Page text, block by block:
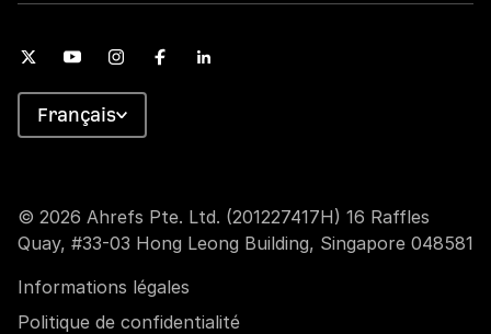
© 2026 Ahrefs Pte. Ltd. (201227417H) 16 Raffles
Quay, #33-03 Hong Leong Building, Singapore 048581
Informations légales
Politique de confidentialité
Français